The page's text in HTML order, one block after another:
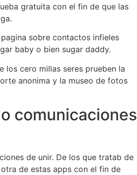
gratuita con el fin de que las
sobre contactos infieles
baby o bien sugar daddy.
los cero millas seres prueben la
anonima y la museo de fotos
comunicaciones
de unir. De los que tratab de
de estas apps con el fin de